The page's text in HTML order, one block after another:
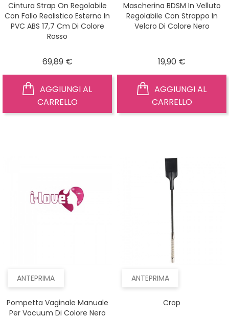
Cintura Strap On Regolabile
Con Fallo Realistico Esterno In
PVC ABS 17,7 Cm Di Colore
Rosso
69,89 €Prezzo
CARRELLO
Mascherina BDSM In Velluto
Regolabile Con Strappo In
Velcro Di Colore Nero
19,90 €
CARRELLO
ANTEPRIMA
Pompetta Vaginale Manuale
Per Vacuum Di Colore Nero
ANTEPRIMA
Crop